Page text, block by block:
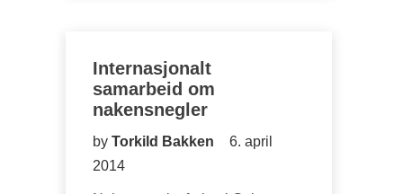
Internasjonalt
samarbeid om
nakensnegler
by Torkild Bakken
6. april
2014